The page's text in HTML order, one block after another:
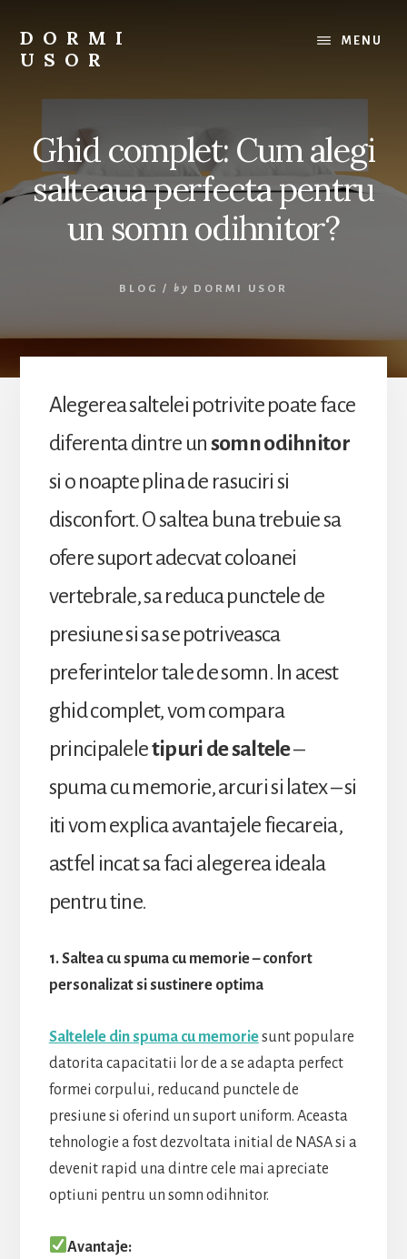
content
DORMI
USOR
nevoie
pentru
un
odihnitor.
MENU
Ghid complet: Cum alegi
salteaua perfecta pentru
un somn odihnitor?
BLOG / by DORMI USOR
Alegerea saltelei potrivite poate face
diferenta dintre unsomn odihnitor
si o noapte plina de rasuciri si
disconfort. O saltea buna trebuie sa
ofere suport adecvat coloanei
vertebrale, sa reduca punctele de
presiune si sa se potriveasca
preferintelor tale de somn. In acest
ghid complet, vom compara
principaleletipuri de saltele–
spuma cu memorie, arcuri si latex – si
iti vom explica avantajele fiecareia,
astfel incat sa faci alegerea ideala
pentru tine.
1. Saltea cu spuma cu memorie – confort
personalizat si sustinere optima
Saltelele dinspuma cu memoriesunt populare
datorita capacitatii lor de a se adapta perfect
formei corpului, reducand punctele de
presiune si oferind un suport uniform. Aceasta
tehnologie a fost dezvoltata initial de NASA si a
devenit rapid una dintre cele mai apreciate
optiuni pentru un somn odihnitor.
Avantaje: